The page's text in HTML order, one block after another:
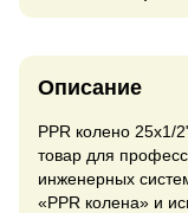
Описание
PPR колено 25x1/
товар для
инженерных
«PPR колена» и